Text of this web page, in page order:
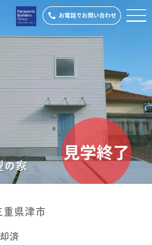
の家
重県津市
済